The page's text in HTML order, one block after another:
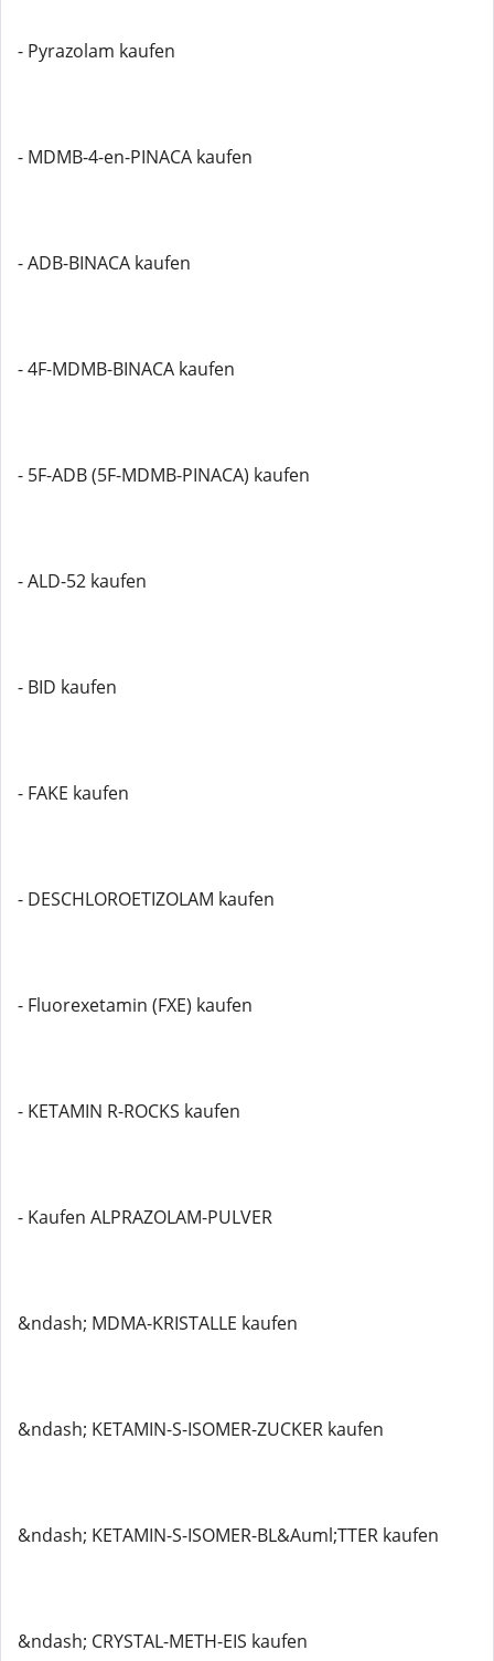
- Pyrazolam kaufen
- MDMB-4-en-PINACA kaufen
- ADB-BINACA kaufen
- 4F-MDMB-BINACA kaufen
- 5F-ADB (5F-MDMB-PINACA) kaufen
- ALD-52 kaufen
- BID kaufen
- FAKE kaufen
- DESCHLOROETIZOLAM kaufen
- Fluorexetamin (FXE) kaufen
- KETAMIN R-ROCKS kaufen
- Kaufen ALPRAZOLAM-PULVER
&ndash; MDMA-KRISTALLE kaufen
&ndash; KETAMIN-S-ISOMER-ZUCKER kaufen
&ndash; KETAMIN-S-ISOMER-BL&Auml;TTER kaufen
&ndash; CRYSTAL-METH-EIS kaufen